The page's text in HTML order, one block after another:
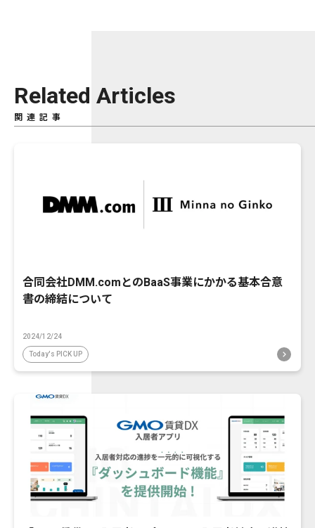
Related Articles
関連記事
合同会社DMM.comとのBaaS事業にかかる基本合意
書の締結について
2024/12/24
Today's PICK UP